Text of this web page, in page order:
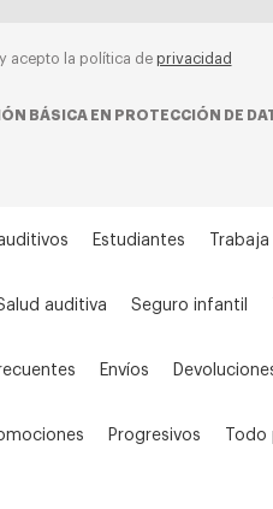
acepto la política de privacidad
BÁSICA EN PROTECCIÓN DE
Estudiantes
auditiva Seguro infantil
Envíos
Progresivos